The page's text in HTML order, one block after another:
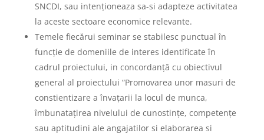
SNCDI, sau intenționeaza sa-si adapteze activitatea
la aceste sectoare economice relevante.
Temele fiecărui seminar se stabilesc punctual în
funcție de domeniile de interes identificate în
cadrul proiectului, in concordanță cu obiectivul
general al proiectului “Promovarea unor masuri de
constientizare a învațarii la locul de munca,
îmbunatațirea nivelului de cunostințe, competențe
sau aptitudini ale angajatilor si elaborarea si